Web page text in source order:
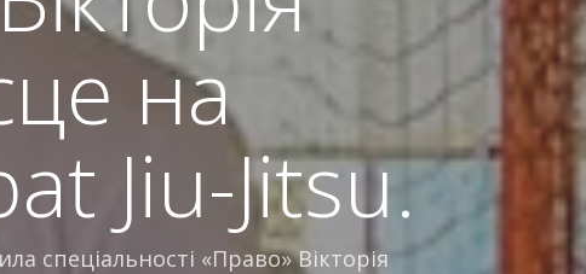
на
Jiu-Jitsu.
спеціальності «Право» Вікторія